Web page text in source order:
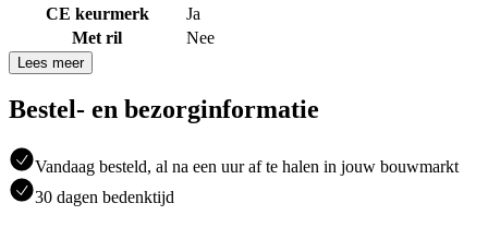
CE keurmerk
Ja
Met ril
Nee
Lees meer
Bestel- en bezorginformatie
Vandaag besteld, al na een uur af te halen in jouw bouwmarkt
30 dagen bedenktijd